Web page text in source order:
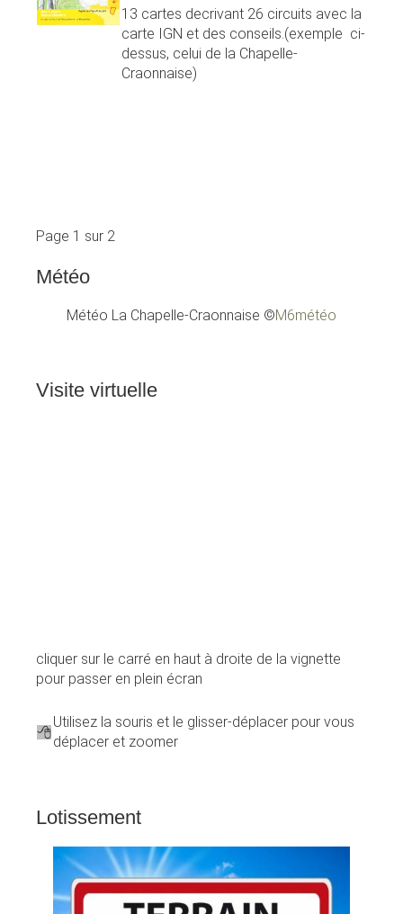
13 cartes decrivant 26 circuits avec la
carte IGN et des conseils.(exemple ci-
dessus, celui de la Chapelle-
Craonnaise)
Page 1 sur 2
Météo
Météo La Chapelle-Craonnaise ©M6météo
Visite virtuelle
cliquer sur le carré en haut à droite de la vignette
pour passer en plein écran
Utilisez la souris et le glisser-déplacer pour vous
déplacer et zoomer
Lotissement